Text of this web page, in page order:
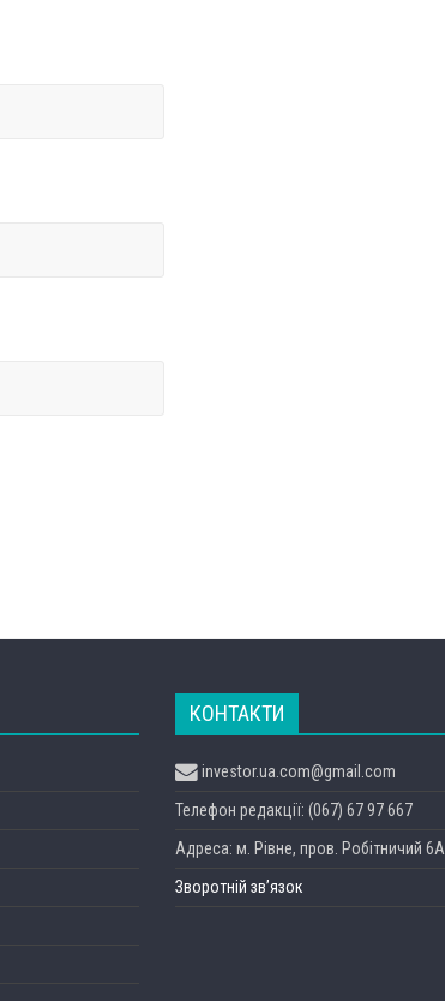
КОНТАКТИ
investor.ua.com@gmail.com
Телефон редакції: (067) 67 97 667
Адреса: м. Рівне, пров. Робітничий 6А
Зворотній зв’язок